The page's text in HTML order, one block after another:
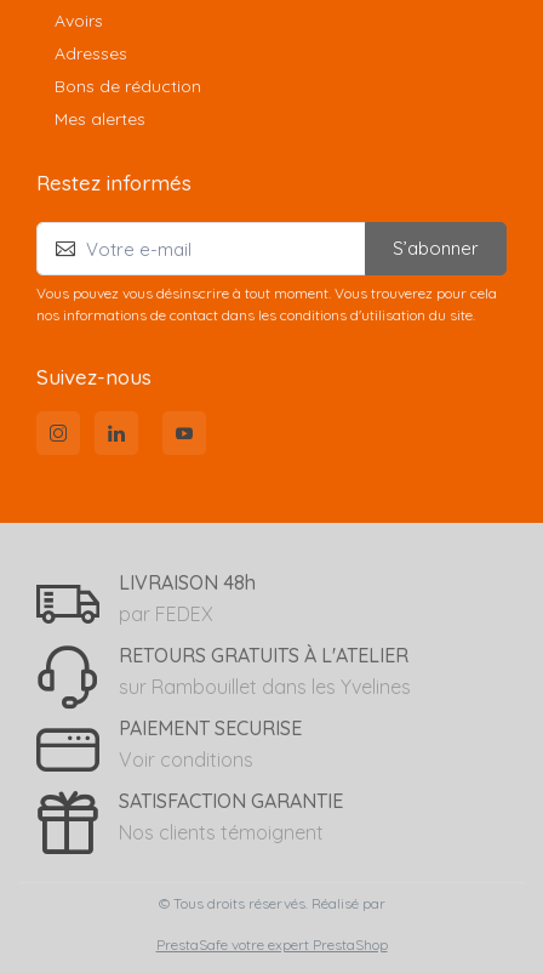
Avoirs
Adresses
Bons de réduction
Mes alertes
Restez informés
S’abonner
Vous pouvez vous désinscrire à tout moment. Vous trouverez pour cela
nos informations de contact dans les conditions d'utilisation du site.
Suivez-nous
LIVRAISON 48h
par FEDEX
RETOURS GRATUITS À L'ATELIER
sur Rambouillet dans les Yvelines
PAIEMENT SECURISE
Voir conditions
SATISFACTION GARANTIE
Nos clients témoignent
© Tous droits réservés. Réalisé par
PrestaSafe votre expert PrestaShop